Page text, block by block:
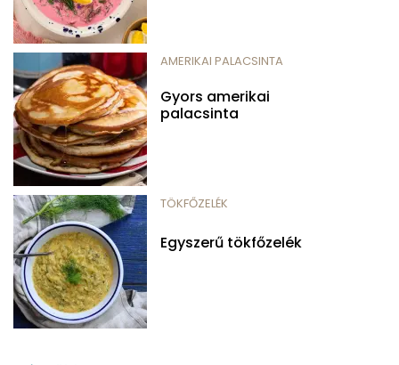
AMERIKAI PALACSINTA
Gyors amerikai
palacsinta
TÖKFŐZELÉK
Egyszerű tökfőzelék